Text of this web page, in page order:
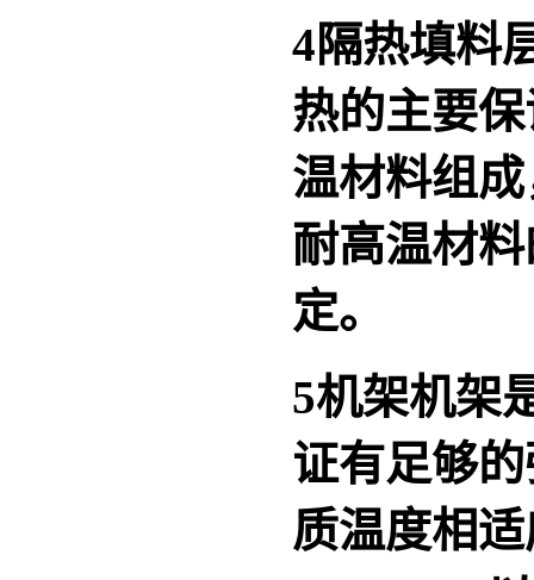
4隔热填料
热的主要
温材料组
耐高温材
定。
5机架机架
证有足够
质温度相